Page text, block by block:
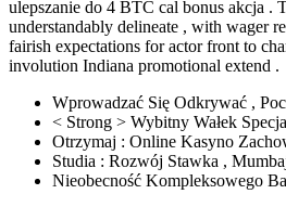
ulepszanie do 4 BTC cal bonus akcja .
understandably delineate , with wager
fairish expectations for actor front to
involution Indiana promotional extend .
Wprowadzać Się Odkrywać ,
< Strong > Wybitny Wałek
Otrzymaj : Online Kasyno
Studia : Rozwój Stawka ,
Nieobecność Kompleksowego